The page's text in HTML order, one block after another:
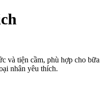
và tiện cầm, phù hợp cho bữa
nhân yêu thích.